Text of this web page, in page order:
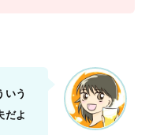
いう
だよ